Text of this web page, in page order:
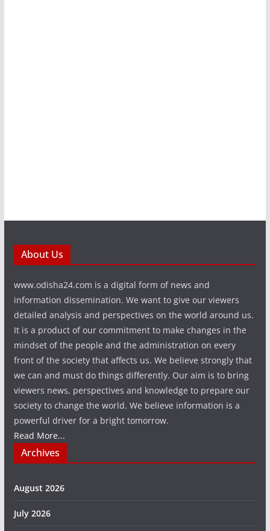
About Us
www.odisha24.com is a digital form of news and
information dissemination. We want to give our viewers
detailed analysis and perspectives on the world around us.
It is a product of our commitment to make changes in the
mindset of the people and the administration on every
front of the society that affects us. We believe strongly that
we can and must do things differently. Our aim is to bring
viewers news, perspectives and knowledge to prepare our
society to change the world. We believe information is a
powerful driver for a bright tomorrow.
Read More...
Archives
August 2026
July 2026